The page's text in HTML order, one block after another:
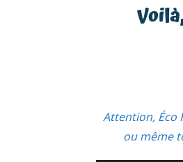
Attention, Éco
ou même